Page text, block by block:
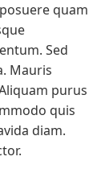
quam
Sed
Mauris
purus
quis
diam.